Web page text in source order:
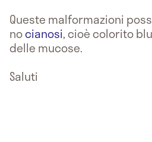
Queste malformazioni
nocianosi, cioè colorito
delle mucose.
Saluti